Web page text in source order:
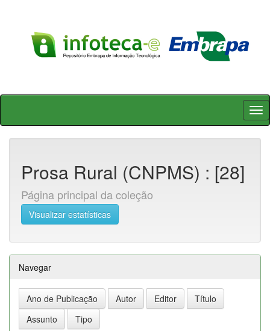
Skip
Prosa Rural (CNPMS) : [28]
Página principal da coleção
Visualizar estatísticas
Navegar